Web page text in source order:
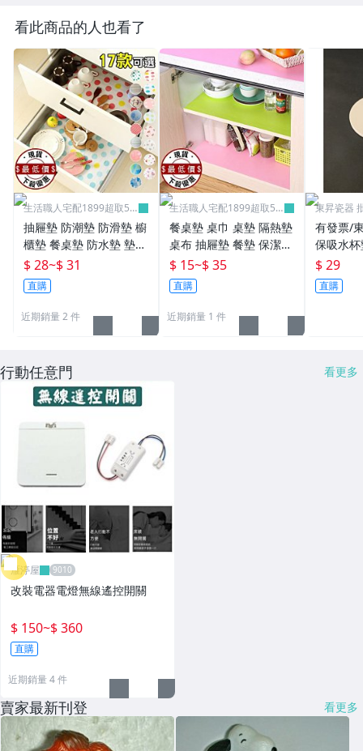
看此商品的人也看了
生活職人宅配1899超取59
9
抽屜墊 防潮墊 防滑墊 櫥
櫃墊 餐桌墊 防水墊 墊紙
餐墊 桌墊 日式 防滑防潮
櫥櫃墊 生活職人【L00
3】
$ 28~$ 31
直購
近期銷量 2 件
生活職人宅配1899超取59
9
餐桌墊 桌巾 桌墊 隔熱墊
桌布 抽屜墊 餐墊 保潔墊
可裁剪 EVA 多功能萬用
墊 ♣生活職人♣【L029】
$ 15~$ 35
直購
近期銷量 1 件
東昇瓷器
有發票/
保吸水
$ 29
直購
行動任意門 看更多
雁渟屋
改裝電器電燈無線遙控開關
$ 150~$ 360
直購
近期銷量 4 件
賣家最新刊登 看更多